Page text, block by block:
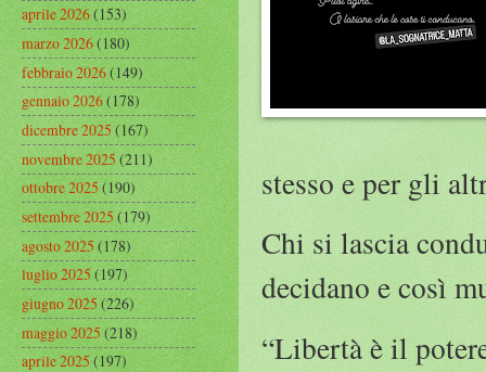
stesso e per gli
Chi si lascia
decidano e così
“Libertà è il
aprile 2026(153)
marzo 2026(180)
febbraio 2026(149)
gennaio 2026(178)
dicembre 2025(167)
novembre 2025(211)
ottobre 2025(190)
settembre 2025(179)
agosto 2025(178)
luglio 2025(197)
giugno 2025(226)
maggio 2025(218)
aprile 2025(197)